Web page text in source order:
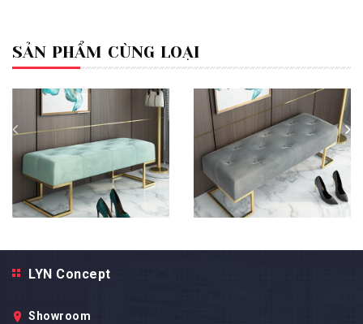
SẢN PHẨM CÙNG LOẠI
Ghế Ngồi Mang Giày Màu
GMG05B.2
LYN Concept
Showroom